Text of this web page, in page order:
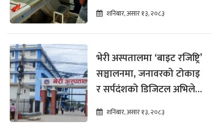
शनिबार, असार १३, २०८३
भेरी अस्पतालमा ‘बाइट रजिष्ट्रि’
सञ्चालनमा, जनावरको टोकाइ
र सर्पदंशको डिजिटल अभिलेख
राखिनेशनिबार, असार १३, २०८३